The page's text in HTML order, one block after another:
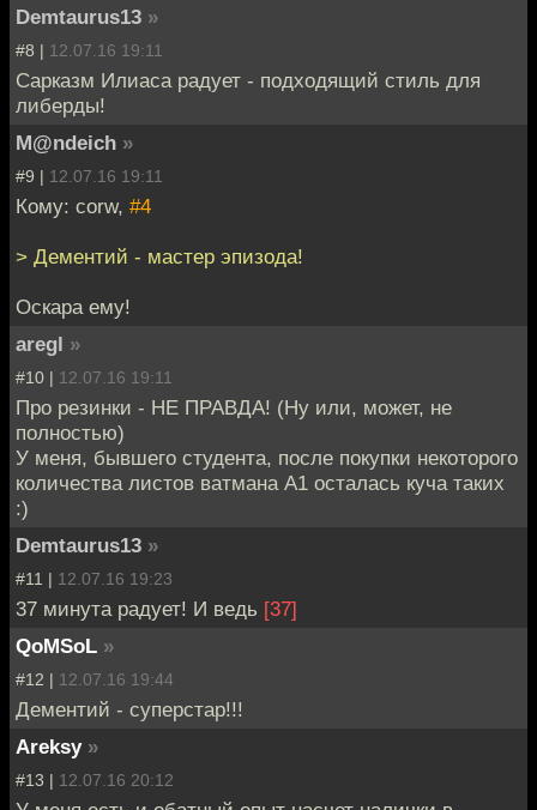
Demtaurus13 »
#8 | 12.07.16 19:11
Сарказм Илиаса радует - подходящий стиль для
либерды!
M@ndeich »
#9 | 12.07.16 19:11
Кому: corw, #4
> Дементий - мастер эпизода!
Оскара ему!
aregl »
#10 | 12.07.16 19:11
Про резинки - НЕ ПРАВДА! (Ну или, может, не
полностью)
У меня, бывшего студента, после покупки некоторого
количества листов ватмана А1 осталась куча таких
:)
Demtaurus13 »
#11 | 12.07.16 19:23
37 минута радует! И ведь [37]
QoMSoL »
#12 | 12.07.16 19:44
Дементий - суперстар!!!
Areksy »
#13 | 12.07.16 20:12